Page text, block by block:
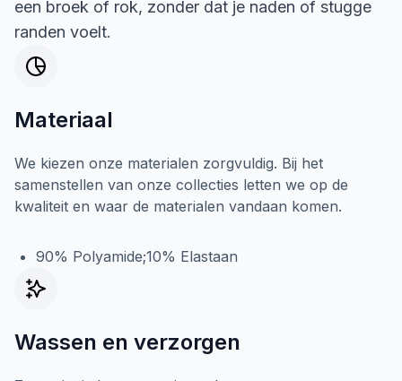
een broek of rok, zonder dat je naden of stugge
randen voelt.
Materiaal
We kiezen onze materialen zorgvuldig. Bij het
samenstellen van onze collecties letten we op de
kwaliteit en waar de materialen vandaan komen.
90% Polyamide;10% Elastaan
Wassen en verzorgen